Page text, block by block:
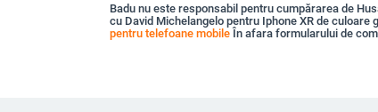
Badu nu este responsabil pentru cumpărarea de
cu David Michelangelo pentru Iphone XR de culoare
pentru telefoane mobileÎn afara formularului de